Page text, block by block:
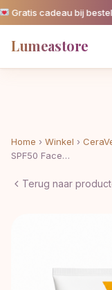
cadeau bij
Lumeastore
Home › Winkel ›
SPF50 Face…
Terug naar